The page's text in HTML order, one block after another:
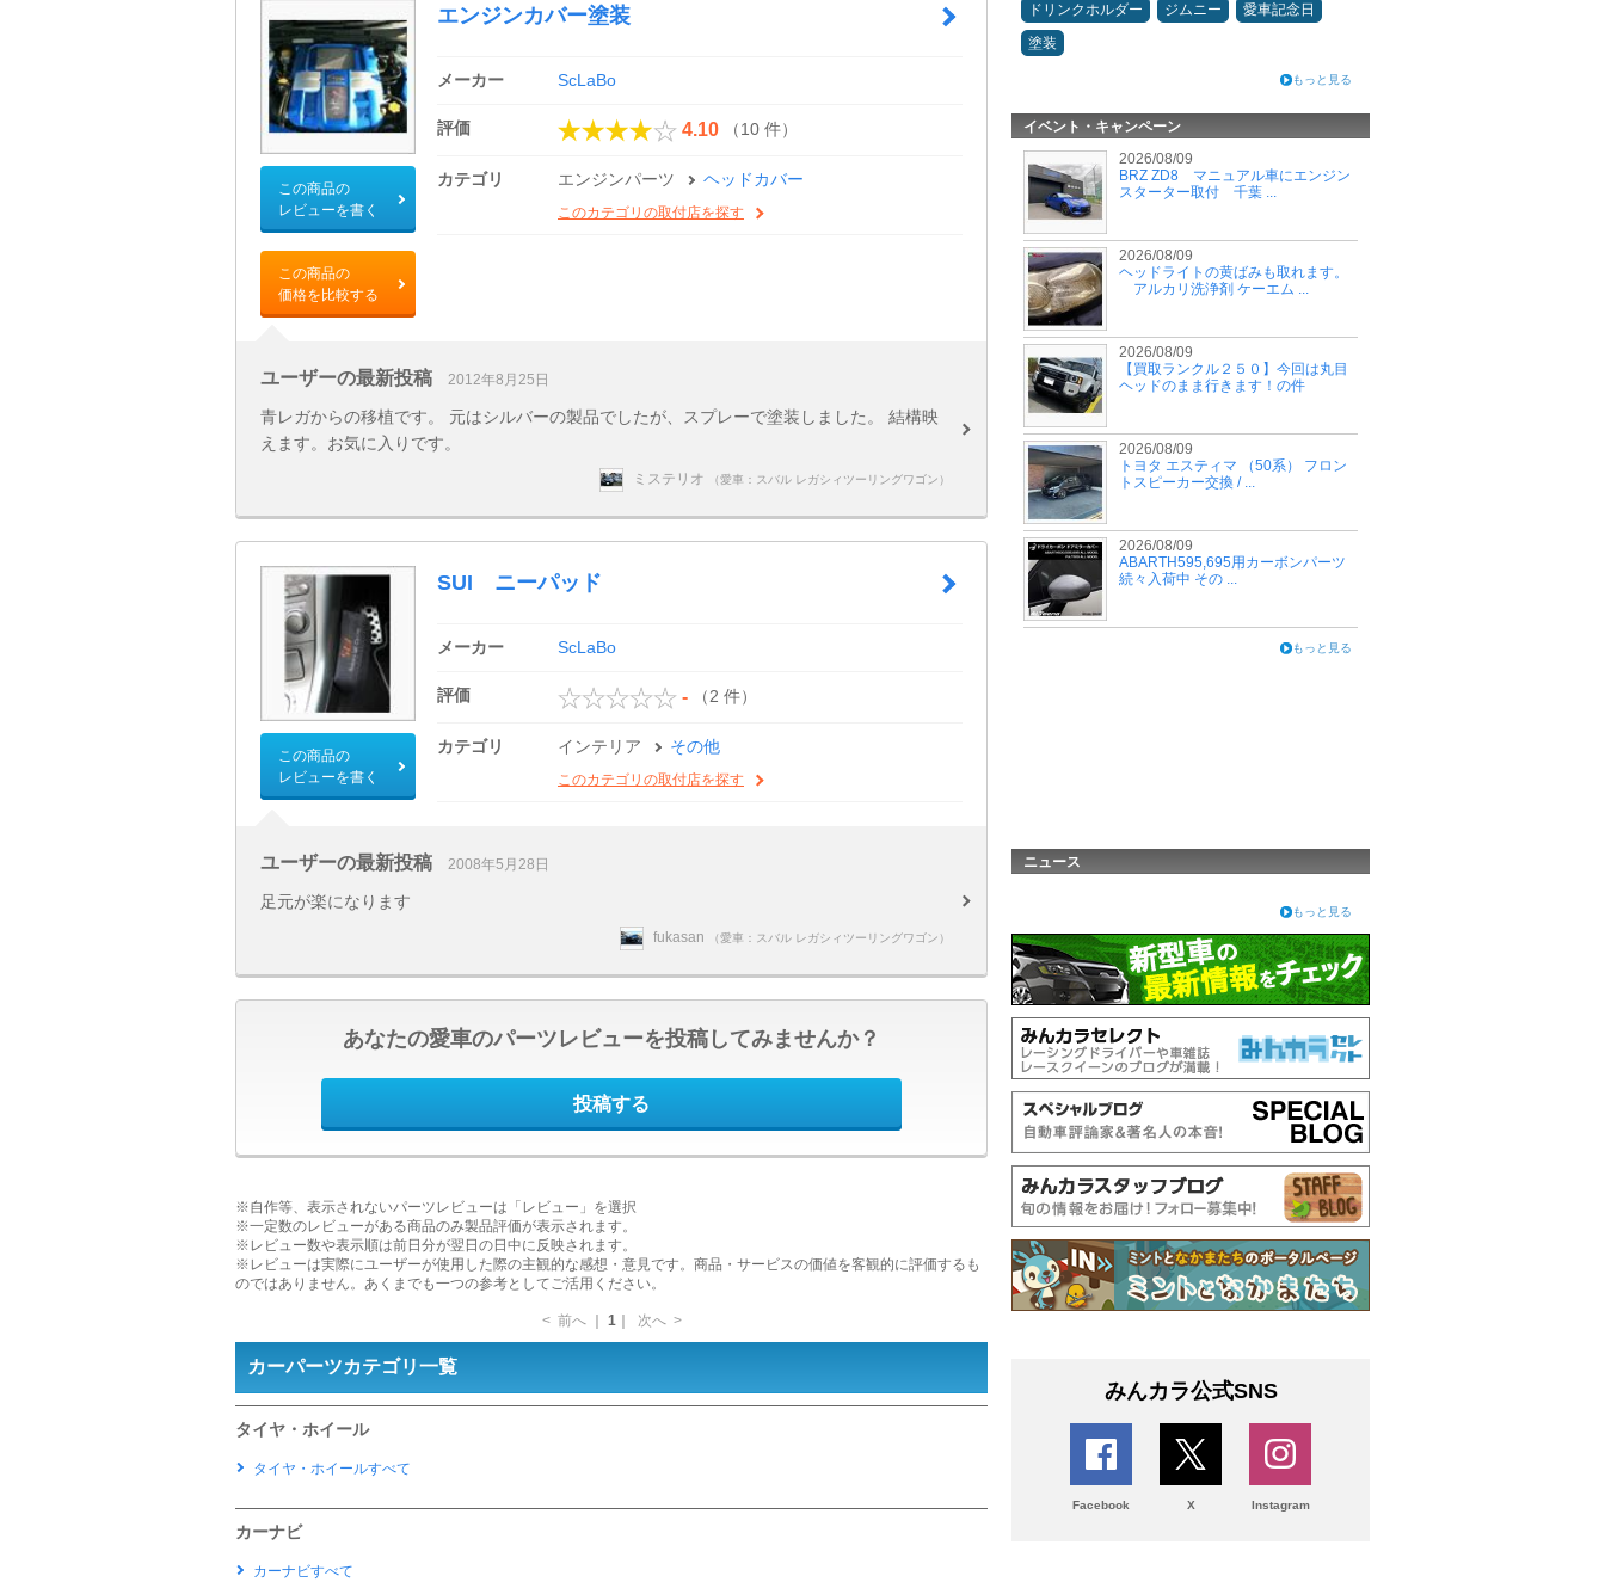
この商品の
レビューを書く
この商品の
価格を比較する
エンジンカバー塗装
メーカー ScLaBo
評価 4.10 （10 件）
カテゴリ エンジンパーツ ヘッドカバー
このカテゴリの取付店を探す
ユーザーの最新投稿 2012年8月25日
青レガからの移植です。 元はシルバーの製品でしたが、スプレーで塗装しました。 結構映
えます。お気に入りです。
ミステリオ （愛車：スバル レガシィツーリングワゴン）
この商品の
レビューを書く
SUI ニーパッド
メーカー ScLaBo
評価 - （2 件）
カテゴリ インテリア その他
このカテゴリの取付店を探す
ユーザーの最新投稿 2008年5月28日
足元が楽になります
fukasan （愛車：スバル レガシィツーリングワゴン）
あなたの愛車のパーツレビューを投稿してみませんか？
投稿する
※自作等、表示されないパーツレビューは「レビュー」を選択
※一定数のレビューがある商品のみ製品評価が表示されます。
※レビュー数や表示順は前日分が翌日の日中に反映されます。
※レビューは実際にユーザーが使用した際の主観的な感想・意見です。商品・サービスの価値を客観的に評価するも
のではありません。あくまでも一つの参考としてご活用ください。
< 前へ 1｜ 次へ >
カーパーツカテゴリ一覧
タイヤ・ホイール
タイヤ・ホイールすべて
カーナビ
カーナビすべて
ドリンクホルダー
ジムニー
愛車記念日
塗装
もっと見る
イベント・キャンペーン
2026/08/09
BRZ ZD8 マニュアル車にエンジン
スターター取付 千葉 ...
2026/08/09
ヘッドライトの黄ばみも取れます。
アルカリ洗浄剤 ケーエム ...
2026/08/09
【買取ランクル２５０】今回は丸目
ヘッドのまま行きます！の件
2026/08/09
トヨタ エスティマ （50系） フロン
トスピーカー交換 / ...
2026/08/09
ABARTH595,695用カーボンパーツ
続々入荷中 その ...
もっと見る
ニュース
もっと見る
みんカラ公式SNS
Facebook X Instagram